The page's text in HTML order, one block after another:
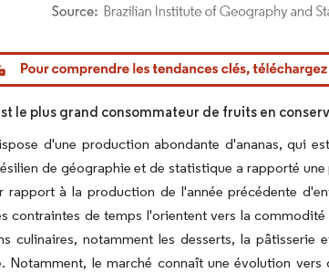
Intelligence. La réutilisation nécessite une attribution sous CC BY
le plus grand consommateur de fruits en
d'une production abondante d'ananas, qui
de géographie et de statistique a rapporté
rapport à la production de l'année précédente
contraintes de temps l'orientent vers la
culinaires, notamment les desserts, la
Notamment, le marché connaît une évolution